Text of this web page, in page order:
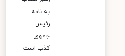
به نامه
رئیس
جمهور
کذب است